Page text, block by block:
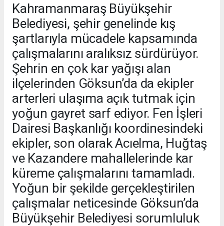
Kahramanmaraş Büyükşehir
Belediyesi, şehir genelinde kış
şartlarıyla mücadele kapsamında
çalışmalarını aralıksız sürdürüyor.
Şehrin en çok kar yağışı alan
ilçelerinden Göksun’da da ekipler
arterleri ulaşıma açık tutmak için
yoğun gayret sarf ediyor. Fen İşleri
Dairesi Başkanlığı koordinesindeki
ekipler, son olarak Acıelma, Huğtaş
ve Kazandere mahallelerinde kar
küreme çalışmalarını tamamladı.
Yoğun bir şekilde gerçekleştirilen
çalışmalar neticesinde Göksun’da
Büyükşehir Belediyesi sorumluluk